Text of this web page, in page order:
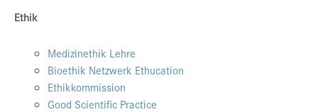
Ethik
Medizinethik Lehre
Bioethik Netzwerk Ethucation
Ethikkommission
Good Scientific Practice